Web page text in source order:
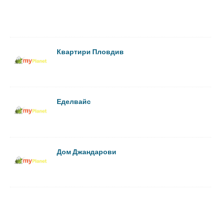
Квартири Пловдив
Еделвайс
Дом Джандарови